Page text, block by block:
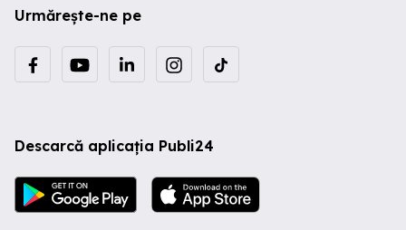
Urmărește-ne pe
Descarcă aplicația Publi24